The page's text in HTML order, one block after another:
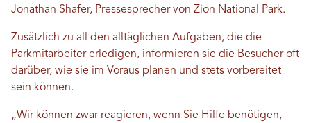
Jonathan Shafer, Pressesprecher von Zion National Park.
Zusätzlich zu all den alltäglichen Aufgaben, die die
Parkmitarbeiter erledigen, informieren sie die Besucher oft
darüber, wie sie im Voraus planen und stets vorbereitet
sein können.
„Wir können zwar reagieren, wenn Sie Hilfe benötigen,